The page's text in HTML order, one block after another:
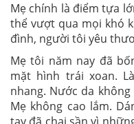
Mẹ chính là điểm tựa
thể vượt qua mọi khó
đình, người tôi yêu
Mẹ tôi năm nay đã
mặt hình trái xoan.
nhang. Nước da
Mẹ không cao lắm.